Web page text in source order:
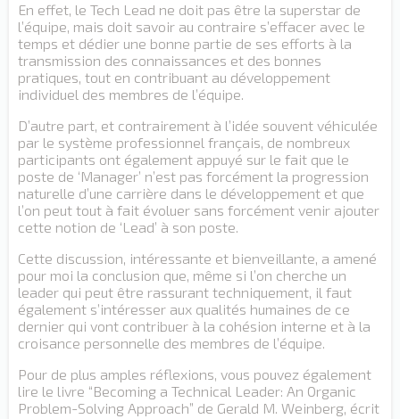
En effet, le Tech Lead ne doit pas être la superstar de
l’équipe, mais doit savoir au contraire s’effacer avec le
temps et dédier une bonne partie de ses efforts à la
transmission des connaissances et des bonnes
pratiques, tout en contribuant au développement
individuel des membres de l’équipe.
D’autre part, et contrairement à l’idée souvent véhiculée
par le système professionnel français, de nombreux
participants ont également appuyé sur le fait que le
poste de ‘Manager’ n’est pas forcément la progression
naturelle d’une carrière dans le développement et que
l’on peut tout à fait évoluer sans forcément venir ajouter
cette notion de ‘Lead’ à son poste.
Cette discussion, intéressante et bienveillante, a amené
pour moi la conclusion que, même si l’on cherche un
leader qui peut être rassurant techniquement, il faut
également s’intéresser aux qualités humaines de ce
dernier qui vont contribuer à la cohésion interne et à la
croisance personnelle des membres de l’équipe.
Pour de plus amples réflexions, vous pouvez également
lire le livre “Becoming a Technical Leader: An Organic
Problem-Solving Approach” de Gerald M. Weinberg, écrit